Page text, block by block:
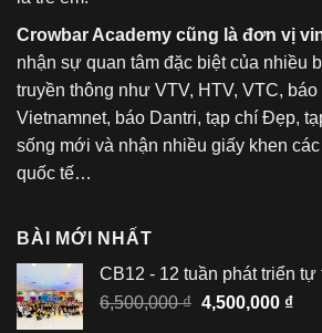
Crowbar Academy cũng là đơn vị
nhận sự quan tâm đặc biệt của nhiều
truyền thông như VTV, HTV, VTC, báo
Vietnamnet, báo Dantri, tạp chí Đẹp,
sống mới và nhận nhiều giấy khen
quốc tế…
BÀI MỚI NHẤT
CB12 - 12 tuần phát triển tự
6,500,000₫ Giá
4,500,000 ₫Giá